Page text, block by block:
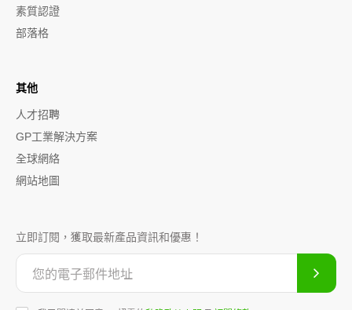
素質認證
部落格
其他
人才招聘
GP工業解決方案
全球網絡
網站地圖
立即訂閱，獲取最新產品資訊和優惠！